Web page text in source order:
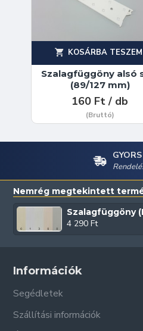
Szalagfüggöny alsó
(89/127 mm)
160 Ft / db
(Bruttó)
KOSÁRBA TESZEM
Nemrég megtekintett
4 290 Ft
Információk
Segédletek
Szállítási információk